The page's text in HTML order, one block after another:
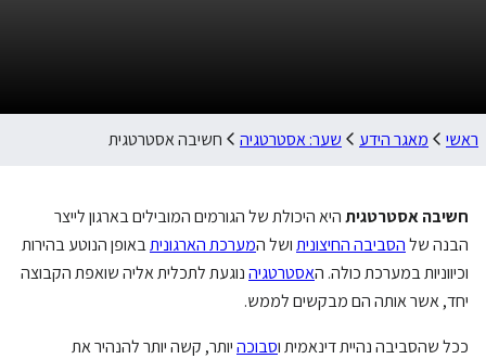
ראשי מאגר הידע שער: אסטרטגיה חשיבה אסטרטגית
חשיבה אסטרטגיתהיא היכולת של הגורמים המובילים בארגון לייצר
הבנה שלהסביבה החיצוניתושל המערכת הארגוניתבאופן הנוטע בהירות
וכיווניות במערכת כולה. האסטרטגיהנוגעת לתכלית אליה שואפת הקבוצה
יחד, אשר אותה הם מבקשים לממש.
ככל שהסביבה נהיית דינאמית וסבוכהיותר, קשה יותר להנהיר את